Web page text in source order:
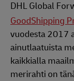
DHL Global
GoodShipping
vuodesta 2017
ainutlaatuista
kaikkialla
merirahti on